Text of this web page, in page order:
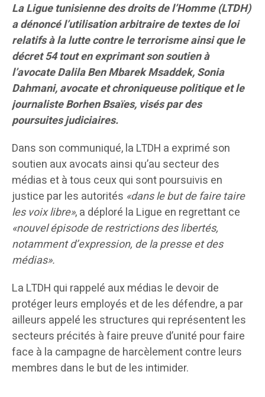
La Ligue tunisienne des droits de l’Homme (LTDH)
a dénoncé l’utilisation arbitraire de textes de loi
relatifs à la lutte contre le terrorisme ainsi que le
décret 54 tout en exprimant son soutien à
l’avocate Dalila Ben Mbarek Msaddek, Sonia
Dahmani, avocate et chroniqueuse politique et le
journaliste Borhen Bsaïes, visés par des
poursuites judiciaires.
Dans son communiqué, la LTDH a exprimé son
soutien aux avocats ainsi qu’au secteur des
médias et à tous ceux qui sont poursuivis en
justice par les autorités «dans le but de faire taire
les voix libre», a déploré la Ligue en regrettant ce
«nouvel épisode de restrictions des libertés,
notamment d’expression, de la presse et des
médias».
La LTDH qui rappelé aux médias le devoir de
protéger leurs employés et de les défendre, a par
ailleurs appelé les structures qui représentent les
secteurs précités à faire preuve d’unité pour faire
face à la campagne de harcèlement contre leurs
membres dans le but de les intimider.